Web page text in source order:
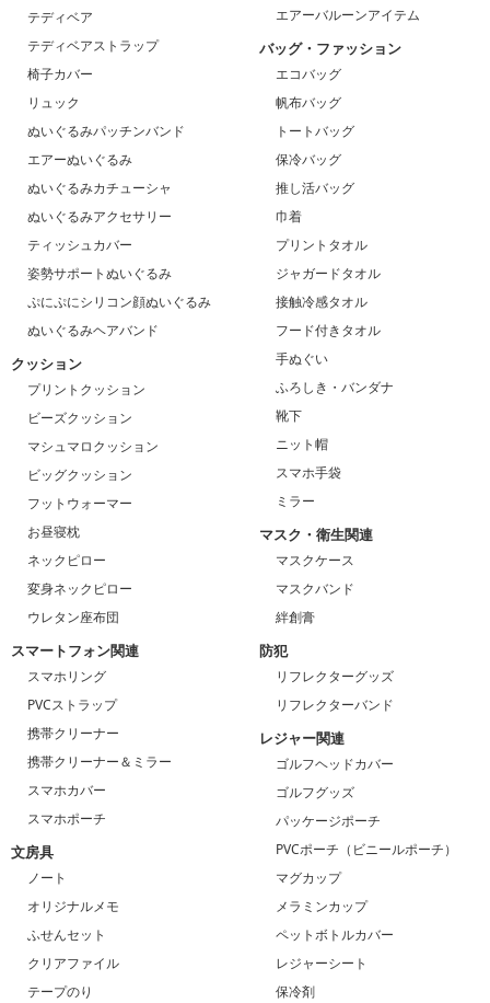
テディベア
テディベアストラップ
椅子カバー
リュック
ぬいぐるみパッチンバンド
エアーぬいぐるみ
ぬいぐるみカチューシャ
ぬいぐるみアクセサリー
ティッシュカバー
姿勢サポートぬいぐるみ
ぷにぷにシリコン顔ぬいぐるみ
ぬいぐるみヘアバンド
クッション
プリントクッション
ビーズクッション
マシュマロクッション
ビッグクッション
フットウォーマー
お昼寝枕
ネックピロー
変身ネックピロー
ウレタン座布団
スマートフォン関連
スマホリング
PVCストラップ
携帯クリーナー
携帯クリーナー＆ミラー
スマホカバー
スマホポーチ
文房具
ノート
オリジナルメモ
ふせんセット
クリアファイル
テープのり
エアーバルーンアイテム
バッグ・ファッション
エコバッグ
帆布バッグ
トートバッグ
保冷バッグ
推し活バッグ
巾着
プリントタオル
ジャガードタオル
接触冷感タオル
フード付きタオル
手ぬぐい
ふろしき・バンダナ
靴下
ニット帽
スマホ手袋
ミラー
マスク・衛生関連
マスクケース
マスクバンド
絆創膏
防犯
リフレクターグッズ
リフレクターバンド
レジャー関連
ゴルフヘッドカバー
ゴルフグッズ
パッケージポーチ
PVCポーチ（ビニールポーチ）
マグカップ
メラミンカップ
ペットボトルカバー
レジャーシート
保冷剤